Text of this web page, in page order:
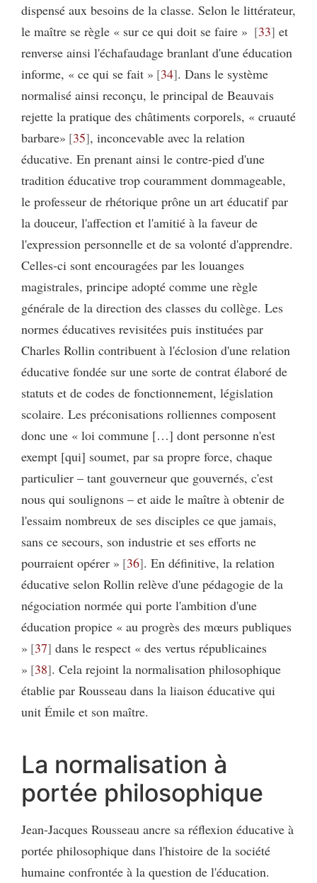
dispensé aux besoins de la classe. Selon le littérateur,
le maître se règle « sur ce qui doit se faire »
33 et
renverse ainsi l'échafaudage branlant d'une éducation
informe, « ce qui se fait » 34 . Dans le système
normalisé ainsi reconçu, le principal de Beauvais
rejette la pratique des châtiments corporels, « cruauté
barbare» 35 , inconcevable avec la relation
éducative. En prenant ainsi le contre-pied d'une
tradition éducative trop couramment dommageable,
le professeur de rhétorique prône un art éducatif par
la douceur, l'affection et l'amitié à la faveur de
l'expression personnelle et de sa volonté d'apprendre.
Celles-ci sont encouragées par les louanges
magistrales, principe adopté comme une règle
générale de la direction des classes du collège. Les
normes éducatives revisitées puis instituées par
Charles Rollin contribuent à l'éclosion d'une relation
éducative fondée sur une sorte de contrat élaboré de
statuts et de codes de fonctionnement, législation
scolaire. Les préconisations rolliennes composent
donc une « loi commune […] dont personne n'est
exempt [qui] soumet, par sa propre force, chaque
particulier – tant gouverneur que gouvernés, c'est
nous qui soulignons – et aide le maître à obtenir de
l'essaim nombreux de ses disciples ce que jamais,
sans ce secours, son industrie et ses efforts ne
pourraient opérer » 36 . En définitive, la relation
éducative selon Rollin relève d'une pédagogie de la
négociation normée qui porte l'ambition d'une
éducation propice « au progrès des mœurs publiques
» 37 dans le respect « des vertus républicaines
» 38 . Cela rejoint la normalisation philosophique
établie par Rousseau dans la liaison éducative qui
unit Émile et son maître.
La normalisation à
portée philosophique
Jean-Jacques Rousseau ancre sa réflexion éducative à
portée philosophique dans l'histoire de la société
humaine confrontée à la question de l'éducation.